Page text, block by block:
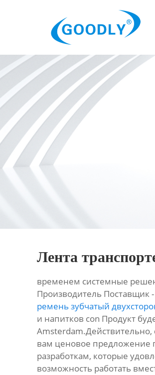
ОТРАСЛИ
Категория
Новости
Контакты
Лента
временем системные
Производитель Поставщик
ремень зубчатый
и напитков con Продукт
Amsterdam.Действительно,
вам ценовое предложение
разработкам, которые
возможность работать